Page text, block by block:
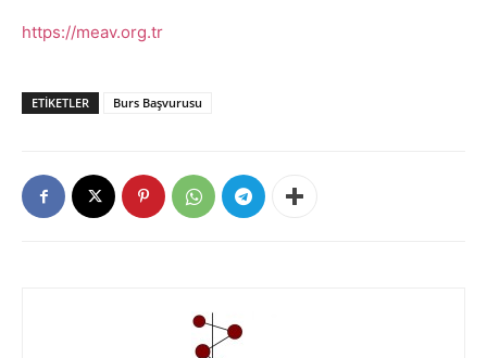
https://meav.org.tr
ETIKETLER Burs Başvurusu